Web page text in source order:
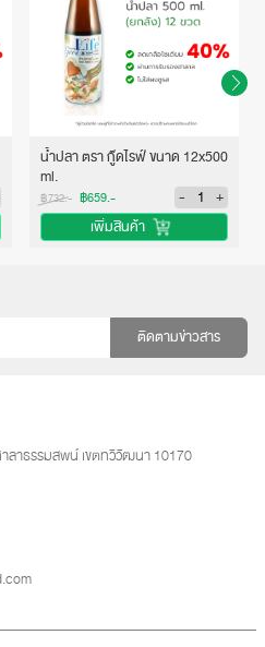
น้ำปลา ตรา กู๊ดไรฟ์ ขนาด 12x500
ml.
฿732.- ฿659.- -
+
เพิ่มสินค้า
ติดตามข่าวสาร
ลาธรรมสพน์ เขตทวีวัฒนา 10170